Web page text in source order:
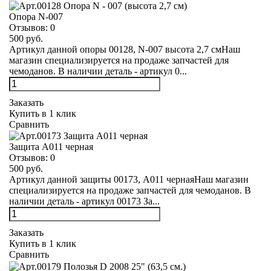
Опора N-007
Отзывов: 0
500 руб.
Артикул данной опоры 00128, N-007 высота 2,7 смНаш
магазин специализируется на продаже запчастей для
чемоданов. В наличии деталь - артикул 0...
Заказать
Купить в 1 клик
Сравнить
Защита А011 черная
Отзывов: 0
500 руб.
Артикул данной защиты 00173, А011 чернаяНаш магазин
специализируется на продаже запчастей для чемоданов. В
наличии деталь - артикул 00173 За...
Заказать
Купить в 1 клик
Сравнить